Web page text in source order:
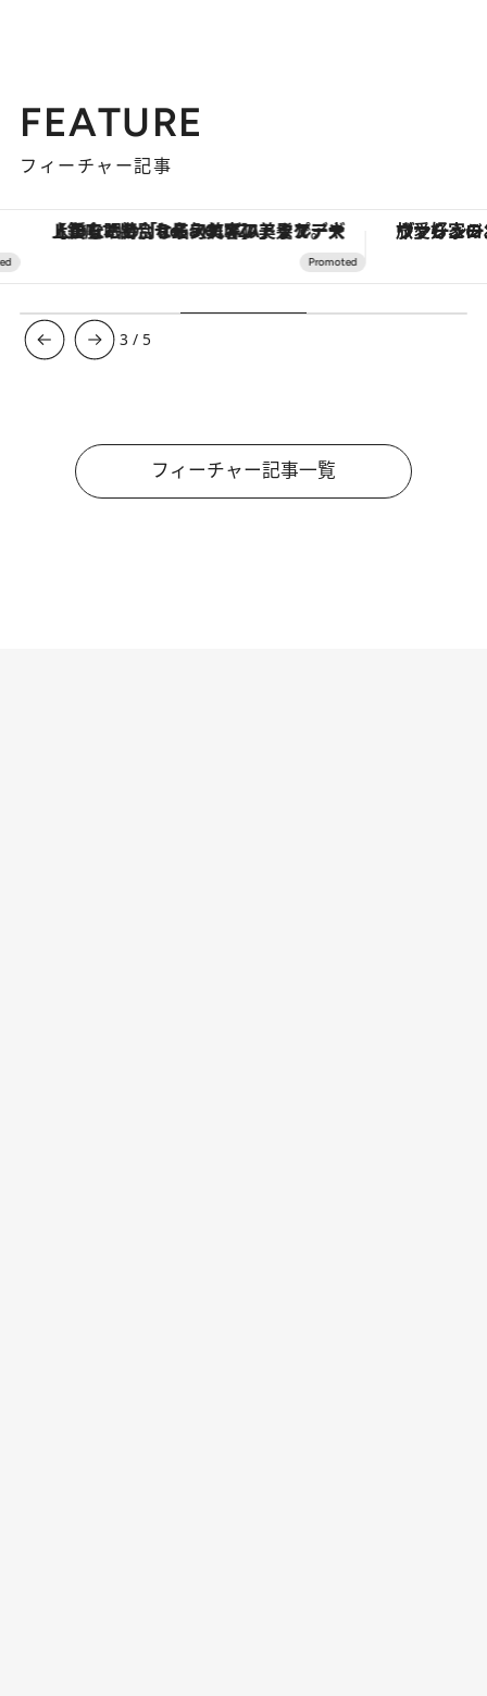
FEATURE
フィーチャー記事
【銀座で出合う最旬美容】美髪ケアや上質な眠り…セルフケアのアップデートから、特別な名入れギフトまで。大人のための「ReFa GINZA」クルーズ ヴァシュロン・コンスタンタ
3 / 5
フィーチャー記事一覧